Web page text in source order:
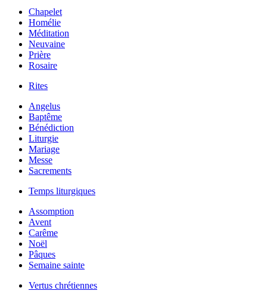
Chapelet
Homélie
Méditation
Neuvaine
Prière
Rosaire
Rites
Angelus
Baptême
Bénédiction
Liturgie
Mariage
Messe
Sacrements
Temps liturgiques
Assomption
Avent
Carême
Noël
Pâques
Semaine sainte
Vertus chrétiennes